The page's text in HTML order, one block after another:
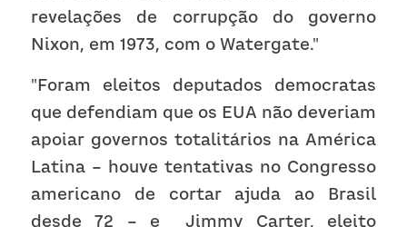
revelações de corrupção do governo
Nixon, em 1973, com o Watergate."
"Foram eleitos deputados democratas
que defendiam que os EUA não deveriam
apoiar governos totalitários na América
Latina – houve tentativas no Congresso
americano de cortar ajuda ao Brasil
desde 72 – e  Jimmy Carter, eleito